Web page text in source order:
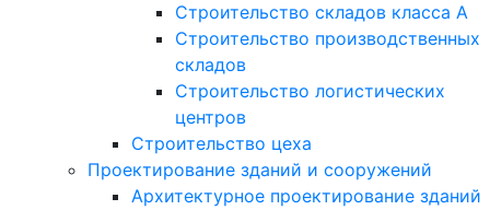
Строительство складов класса А
Строительство производственных
складов
Строительство логистических
центров
Строительство цеха
Проектирование зданий и сооружений
Архитектурное проектирование зданий